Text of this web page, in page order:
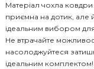
Матеріал чохла
приємна на дотик, але
ідеальним вибором
Не втрачайте
насолоджуйтеся
ідеальним комплектом!